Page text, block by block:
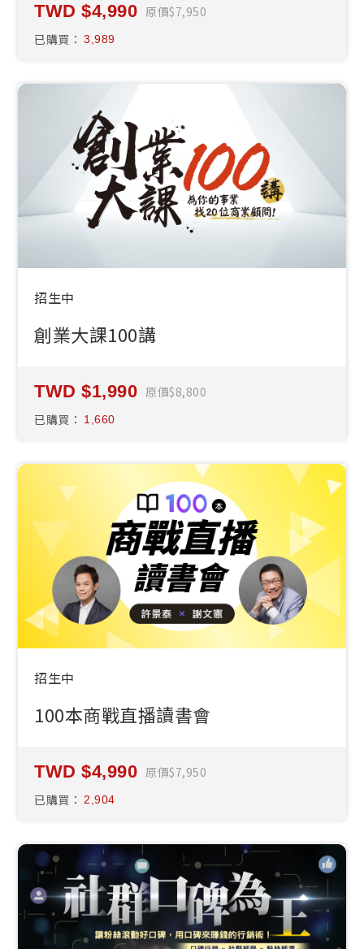
4,990 原價 7,950
已購買： 3,989
招生中
創業大課100講
1,990 原價 8,800
已購買：
1,660
招生中
100本商戰直播讀書會
4,990 原價 7,950
已購買： 2,904